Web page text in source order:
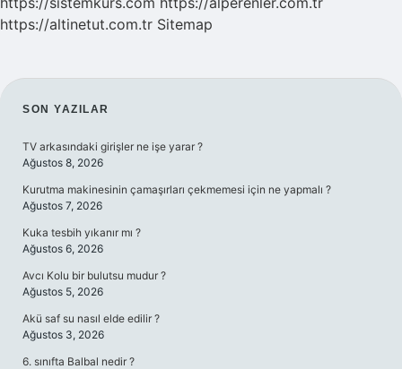
https://altinetut.com.tr Sitemap
SIDEBAR
SON YAZILAR
TV arkasındaki girişler ne işe yarar ?
Ağustos 8, 2026
Kurutma makinesinin çamaşırları çekmemesi için ne yapmalı ?
Ağustos 7, 2026
Kuka tesbih yıkanır mı ?
Ağustos 6, 2026
Avcı Kolu bir bulutsu mudur ?
Ağustos 5, 2026
Akü saf su nasıl elde edilir ?
Ağustos 3, 2026
6. sınıfta Balbal nedir ?